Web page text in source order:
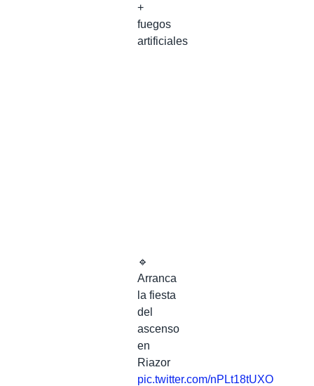
+
fuegos
artificiales
🔹️
Arranca
la fiesta
del
ascenso
en
Riazor
pic.twitter.com/nPLt18tUXO